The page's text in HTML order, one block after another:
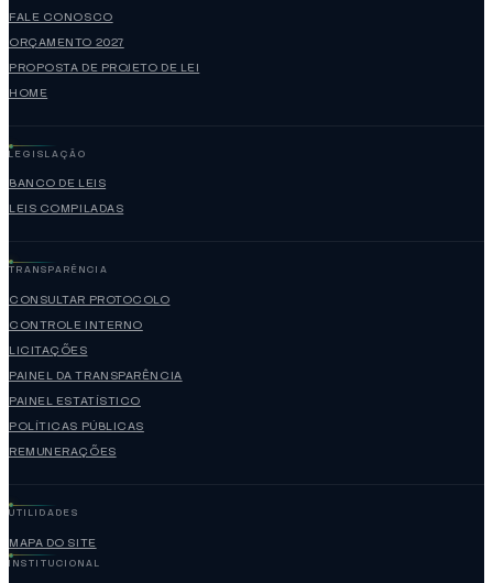
FALE CONOSCO
ORÇAMENTO 2027
PROPOSTA DE PROJETO DE LEI
HOME
LEGISLAÇÃO
BANCO DE LEIS
LEIS COMPILADAS
TRANSPARÊNCIA
CONSULTAR PROTOCOLO
CONTROLE INTERNO
LICITAÇÕES
PAINEL DA TRANSPARÊNCIA
PAINEL ESTATÍSTICO
POLÍTICAS PÚBLICAS
REMUNERAÇÕES
UTILIDADES
MAPA DO SITE
INSTITUCIONAL